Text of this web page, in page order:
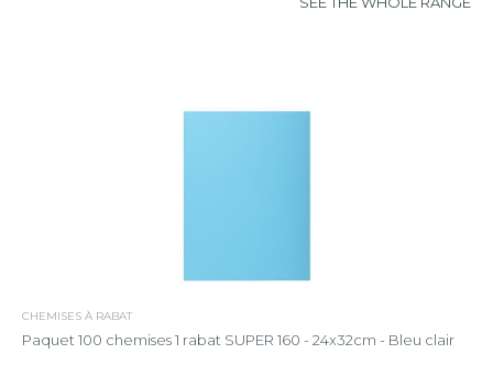
CHEMISES À RABAT
Paquet 100 chemises 1 rabat SUPER 160 - 24x32cm - Bleu clair